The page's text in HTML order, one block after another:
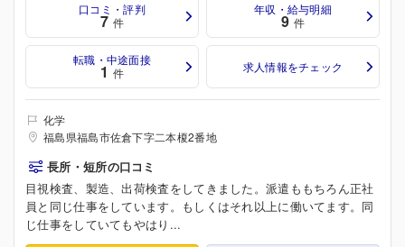
口コミ・評判
7 件
年収・給与明細
9 件
転職・中途面接
1 件 求人情報をチェック
化学
福島県福島市佐倉下字二本榎2番地
長所・短所の口コミ
目視検査、製造、出荷検査をしてきました。派遣ももちろん正社
員と同じ仕事をしています。もしくはそれ以上に働いてます。同
じ仕事をしていてもやはり...